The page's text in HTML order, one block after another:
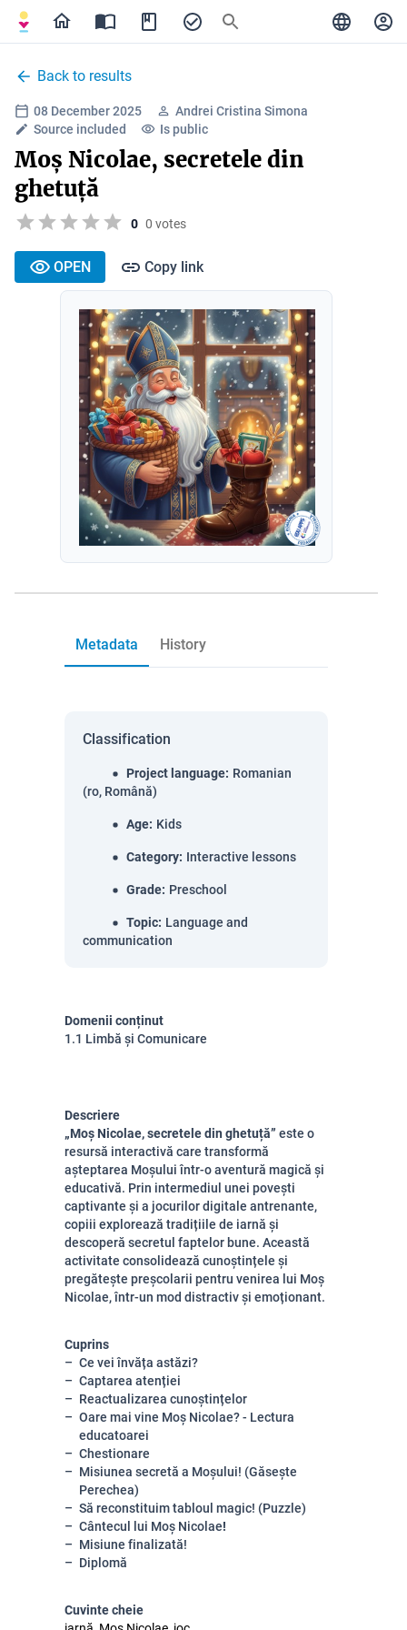
Back to results
08 December 2025
Andrei Cristina Simona
Source included
Is public
Moș Nicolae, secretele din
ghetuță
0 0 votes
OPEN Copy link
Metadata History
Classification
Project language: Romanian
(ro, Română)
Age: Kids
Category: Interactive lessons
Grade: Preschool
Topic: Language and
communication
Domenii conținut
1.1 Limbă și Comunicare
Descriere
„Moș Nicolae, secretele din ghetuță” este o
resursă interactivă care transformă
așteptarea Moșului într-o aventură magică și
educativă. Prin intermediul unei povești
captivante și a jocurilor digitale antrenante,
copiii explorează tradițiile de iarnă și
descoperă secretul faptelor bune. Această
activitate consolidează cunoștințele și
pregătește preșcolarii pentru venirea lui Moș
Nicolae, într-un mod distractiv și emoționant.
Cuprins
Ce vei învăța astăzi?
Captarea atenției
Reactualizarea cunoștințelor
Oare mai vine Moș Nicolae? - Lectura
educatoarei
Chestionare
Misiunea secretă a Moșului! (Găsește
Perechea)
Să reconstituim tabloul magic! (Puzzle)
Cântecul lui Moș Nicolae!
Misiune finalizată!
Diplomă
Cuvinte cheie